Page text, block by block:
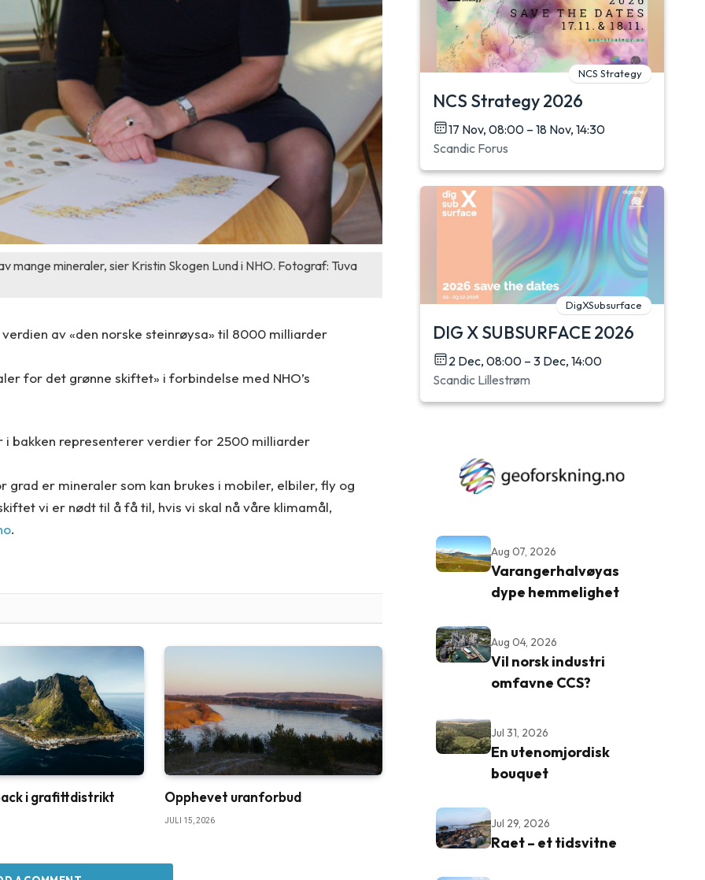
mineraler, sier Kristin Skogen Lund i NHO. Fotograf: Tuva
av «den norske steinrøysa» til 8000 milliarder
for det grønne skiftet» i forbindelse med NHO’s
i bakken representerer verdier for 2500 milliarder
grad er mineraler som kan brukes i mobiler, elbiler, fly og
vi er nødt til å få til, hvis vi skal nå våre klimamål,
.
i grafittdistrikt Opphevet uranforbud
JULI 15, 2026
NCS Strategy
NCS Strategy 2026
17 Nov, 08:00 – 18 Nov, 14:30
Scandic Forus
DigXSubsurface
DIG X SUBSURFACE 2026
2 Dec, 08:00 – 3 Dec, 14:00
Scandic Lillestrøm
Aug 07, 2026
Varangerhalvøyas
dype hemmelighet
Aug 04, 2026
Vil norsk industri
omfavne CCS?
Jul 31, 2026
En utenomjordisk
bouquet
Jul 29, 2026
Raet – et tidsvitne